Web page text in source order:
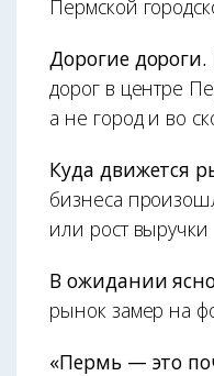
Пермской
Дорогие дороги.
дорог в центре
а не город и во
Куда движется
бизнеса
или рост выручки
В ожидании
рынок замер на
«Пермь — это